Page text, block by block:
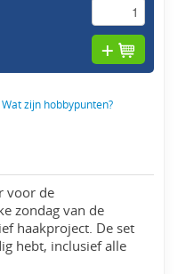
Wat zijn hobbypunten?
voor de
zondag van de
haakproject. De set
hebt, inclusief alle